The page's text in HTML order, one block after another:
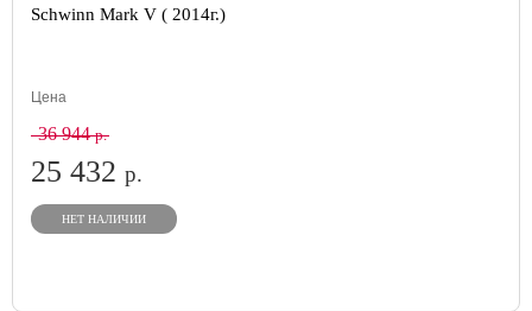
Schwinn Mark V ( 2014г.)
Цена
36 944р.
25 432 р.
НЕТ НАЛИЧИИ